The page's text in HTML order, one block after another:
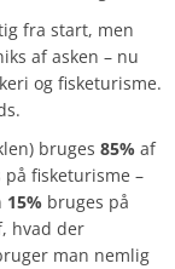
fra start, men
af asken – nu
og fisketurisme.
bruges 85% af
fisketurisme –
15% bruges på
hvad der
man nemlig